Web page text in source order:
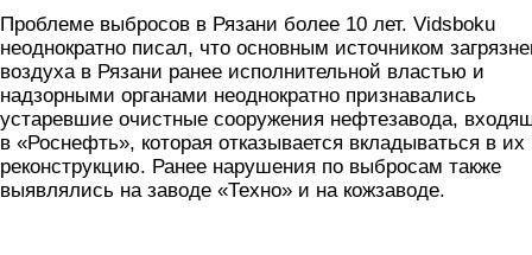
Проблеме выбросов в Рязани более 10 лет. Vidsboku
неоднократно писал, что основным источником
воздуха в Рязани ранее исполнительной властью и
надзорными органами неоднократно признавались
устаревшие очистные сооружения нефтезавода,
в «Роснефть», которая отказывается вкладываться в их
реконструкцию. Ранее нарушения по выбросам также
выявлялись на заводе «Техно» и на кожзаводе.